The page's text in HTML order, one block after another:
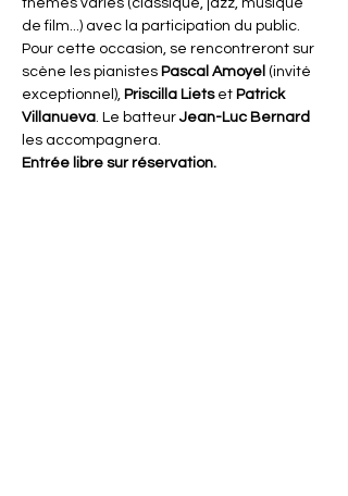
thèmes variés (classique, jazz, musique
de film...) avec la participation du public.
Pour cette occasion, se rencontreront sur
scène les pianistes Pascal Amoyel (invité
exceptionnel), Priscilla Liets et Patrick
Villanueva. Le batteur Jean-Luc Bernard
les accompagnera.
Entrée libre sur réservation.